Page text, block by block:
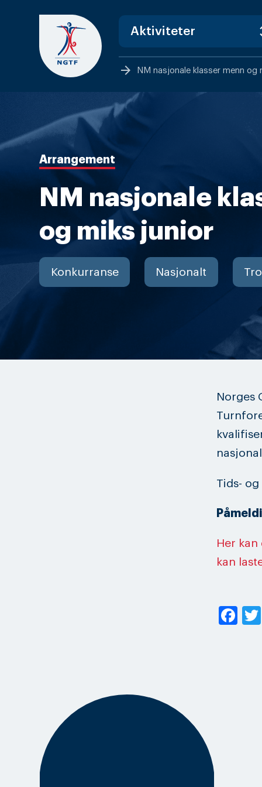
content
arrow_forward NM nasjonale klasser menn og
Arrangement
NM nasjonale
og miks junior
Konkurranse Nasjonalt
Norges
Tids-
Her
kan